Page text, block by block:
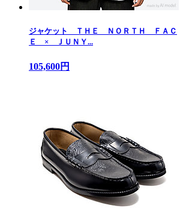
ジャケット ＴＨＥ ＮＯＲＴＨ ＦＡＣ
Ｅ × ＪＵＮＹ...
105,600円